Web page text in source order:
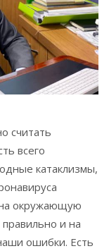
считать
всего
катаклизмы,
на окружающую
и на
ошибки. Есть